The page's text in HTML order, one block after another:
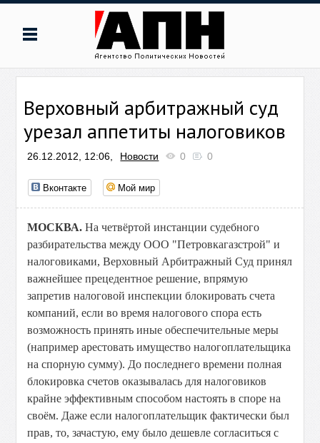
Верховный арбитражный суд
урезал аппетиты налоговиков
26.12.2012, 12:06, Новости 0 0
Вконтакте Мой мир
МОСКВА. На четвёртой инстанции судебного
разбирательства между ООО "Петровкагазстрой" и
налоговиками, Верховный Арбитражный Суд принял
важнейшее прецедентное решение, впрямую
запретив налоговой инспекции блокировать счета
компаний, если во время налогового спора есть
возможность принять иные обеспечительные меры
(например арестовать имущество налогоплательщика
на спорную сумму). До последнего времени полная
блокировка счетов оказывалась для налоговиков
крайне эффективным способом настоять в споре на
своём. Даже если налогоплательщик фактически был
прав, то, зачастую, ему было дешевле согласиться с